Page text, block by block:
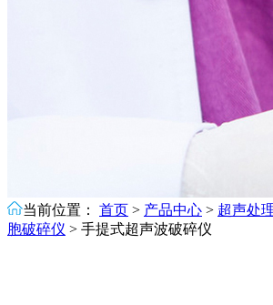
当前位置： 首页 > 产品中心 > 超声处
胞破碎仪 > 手提式超声波破碎仪